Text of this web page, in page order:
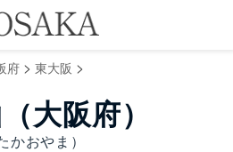
府 > 東大阪 >
大阪府）
かおやま）